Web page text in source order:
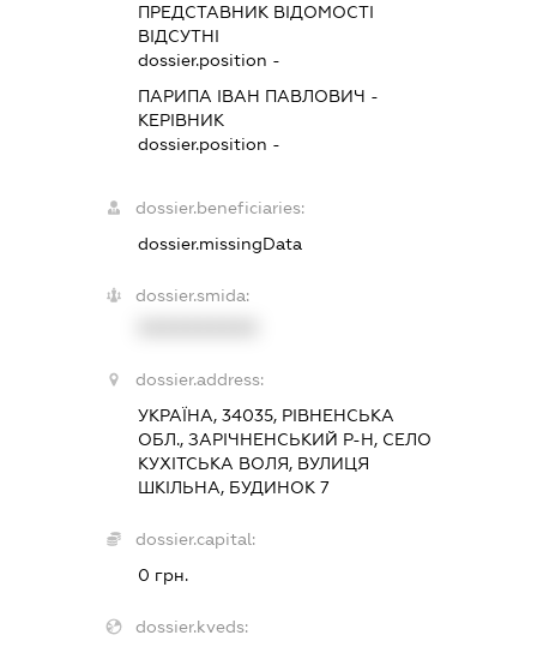
ПРЕДСТАВНИК ВІДОМОСТІ
ВІДСУТНІ
dossier.position -
ПАРИПА ІВАН ПАВЛОВИЧ -
КЕРІВНИК
dossier.position -
dossier.beneficiaries:
dossier.missingData
dossier.smida:
dossier.address:
УКРАЇНА, 34035, РІВНЕНСЬКА
ОБЛ., ЗАРІЧНЕНСЬКИЙ Р-Н, СЕЛО
КУХІТСЬКА ВОЛЯ, ВУЛИЦЯ
ШКІЛЬНА, БУДИНОК 7
dossier.capital:
0 грн.
dossier.kveds: